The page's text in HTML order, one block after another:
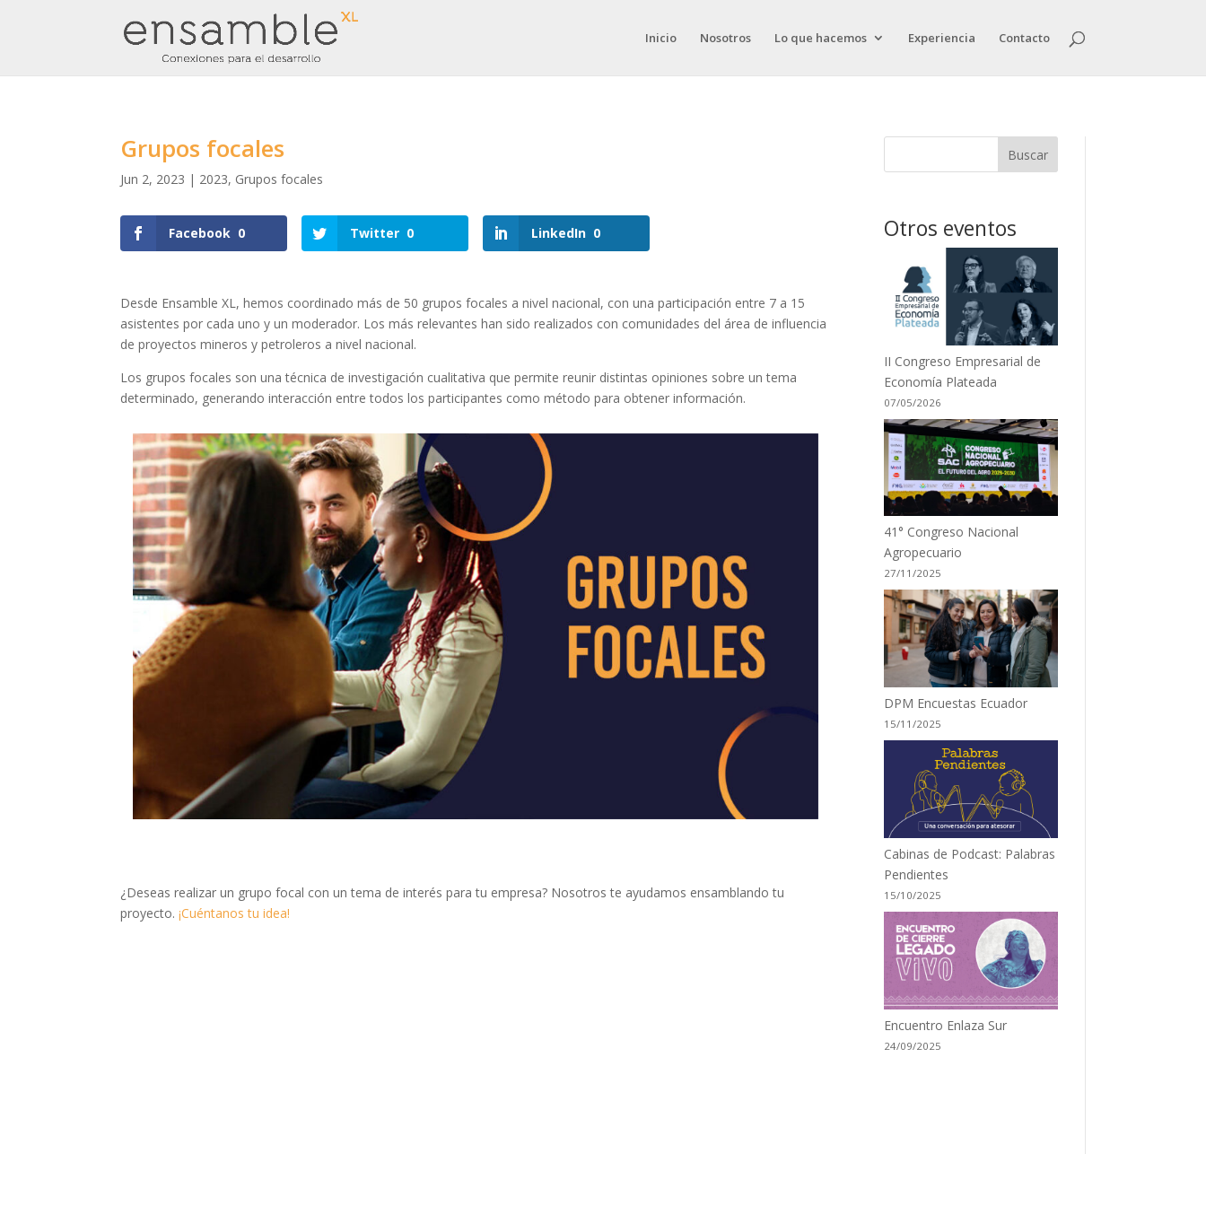
Inicio Nosotros Lo que hacemos Experiencia Contacto
Grupos focales
Jun 2, 2023 | 2023, Grupos focales
Facebook 0 Twitter 0 LinkedIn 0
Desde Ensamble XL, hemos coordinado más de 50 grupos focales a nivel nacional, con una participación entre 7 a 15
asistentes por cada uno y un moderador. Los más relevantes han sido realizados con comunidades del área de influencia
de proyectos mineros y petroleros a nivel nacional.
Los grupos focales son una técnica de investigación cualitativa que permite reunir distintas opiniones sobre un tema
determinado, generando interacción entre todos los participantes como método para obtener información.
¿Deseas realizar un grupo focal con un tema de interés para tu empresa? Nosotros te ayudamos ensamblando tu
proyecto.¡Cuéntanos tu idea!
Buscar
Otros eventos
II Congreso Empresarial de
Economía Plateada
07/05/2026
41° Congreso Nacional
Agropecuario
27/11/2025
DPM Encuestas Ecuador
15/11/2025
Cabinas de Podcast: Palabras
Pendientes
15/10/2025
Encuentro Enlaza Sur
24/09/2025